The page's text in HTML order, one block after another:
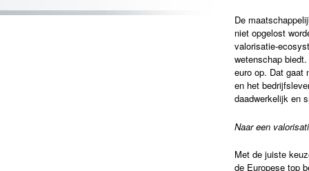
De
niet opgelost
valorisatie-
wetenschap
euro op. Dat gaat
en het
daadwerkelijk en
Naar een
Met de juiste
de Europese top